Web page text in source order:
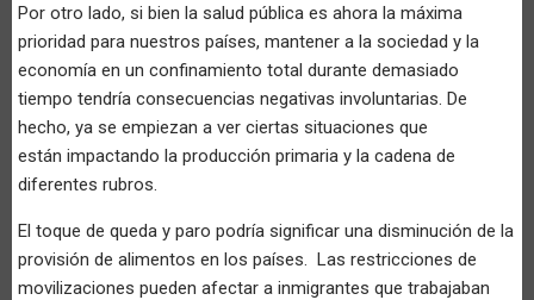
Por otro lado, si bien la salud pública es ahora la máxima
prioridad para nuestros países, mantener a la sociedad y la
economía en un confinamiento total durante demasiado
tiempo tendría consecuencias negativas involuntarias. De
hecho, ya se empiezan a ver ciertas situaciones que
están impactando la producción primaria y la cadena de
diferentes rubros.
El toque de queda y paro podría significar una disminución de la
provisión de alimentos en los países. Las restricciones de
movilizaciones pueden afectar a inmigrantes que trabajaban